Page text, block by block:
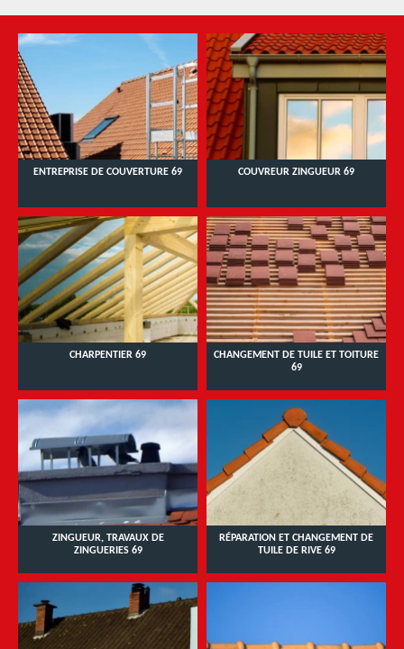
ENTREPRISE DE COUVERTURE 69 COUVREUR ZINGUEUR 69
CHARPENTIER 69
CHANGEMENT DE TUILE ET TOITURE
69
ZINGUEUR, TRAVAUX DE
ZINGUERIES 69
RÉPARATION ET CHANGEMENT DE
TUILE DE RIVE 69